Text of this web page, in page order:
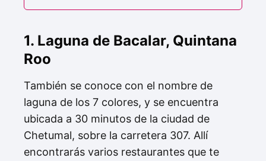
1. Laguna de Bacalar, Quintana
Roo
También se conoce con el nombre de
laguna de los 7 colores, y se encuentra
ubicada a 30 minutos de la ciudad de
Chetumal, sobre la carretera 307. Allí
encontrarás varios restaurantes que te